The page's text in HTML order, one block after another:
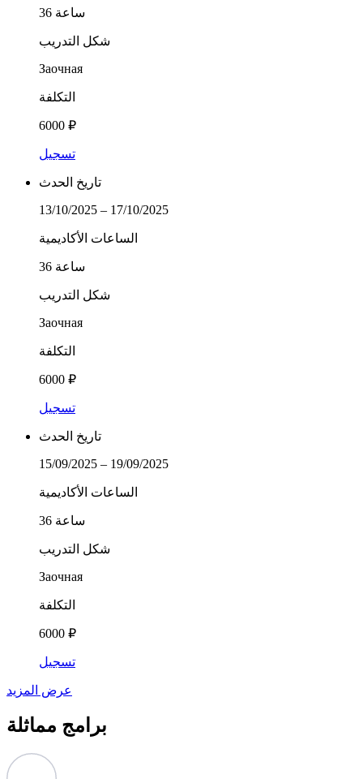
36 ساعة
شكل التدريب
Заочная
التكلفة
6000 ₽
تسجيل
تاريخ الحدث
13/10/2025 – 17/10/2025
الساعات الأكاديمية
36 ساعة
شكل التدريب
Заочная
التكلفة
6000 ₽
تسجيل
تاريخ الحدث
15/09/2025 – 19/09/2025
الساعات الأكاديمية
36 ساعة
شكل التدريب
Заочная
التكلفة
6000 ₽
تسجيل
عرض المزيد
برامج مماثلة